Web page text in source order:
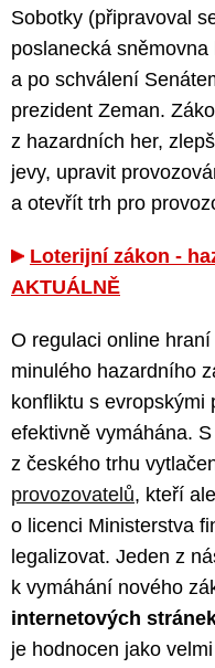
Sobotky (připravoval
poslanecká
a po schválení
prezident Zeman.
z hazardních her,
jevy, upravit
a otevřít trh pro
Loterijní zákon -
AKTUÁLNĚ
O regulaci online
minulého hazardního
konfliktu s evropskými
efektivně vymáhána.
z českého trhu
provozovatelů, kteří
o licenci Ministerstva
legalizovat. Jeden z
k vymáhání nového
internetových
je hodnocen jako